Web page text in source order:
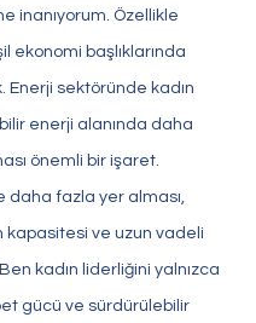
inanıyorum. Özellikle
ekonomi başlıklarında
Enerji sektöründe kadın
enerji alanında daha
önemli bir işaret.
daha fazla yer alması,
kapasitesi ve uzun vadeli
kadın liderliğini yalnızca
gücü ve sürdürülebilir